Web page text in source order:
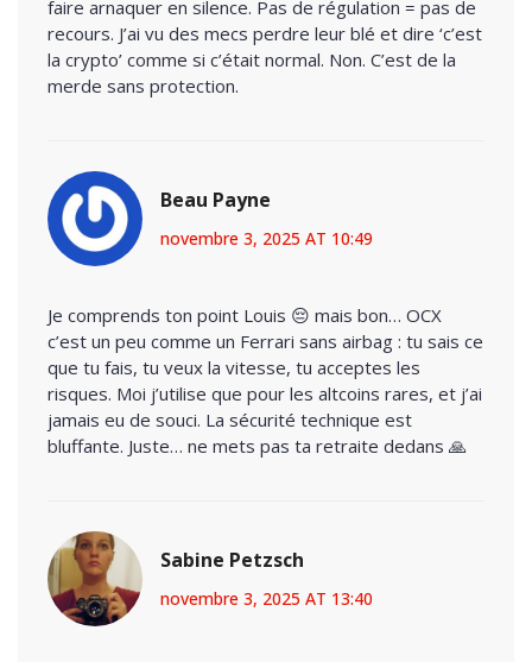
faire arnaquer en silence. Pas de régulation = pas de
recours. J’ai vu des mecs perdre leur blé et dire ‘c’est
la crypto’ comme si c’était normal. Non. C’est de la
merde sans protection.
Beau Payne
novembre 3, 2025 AT 10:49
Je comprends ton point Louis 😔 mais bon… OCX
c’est un peu comme un Ferrari sans airbag : tu sais ce
que tu fais, tu veux la vitesse, tu acceptes les
risques. Moi j’utilise que pour les altcoins rares, et j’ai
jamais eu de souci. La sécurité technique est
bluffante. Juste… ne mets pas ta retraite dedans 🙏
Sabine Petzsch
novembre 3, 2025 AT 13:40